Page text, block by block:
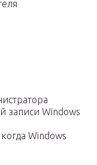
записи Windows
Windows